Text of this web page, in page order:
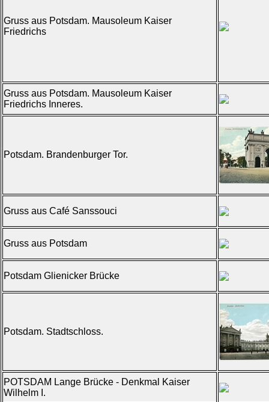
Gruss aus Potsdam. Mausoleum Kaiser
Friedrichs
Gruss aus Potsdam. Mausoleum Kaiser
Friedrichs Inneres.
Potsdam. Brandenburger Tor.
Gruss aus Café Sanssouci
Gruss aus Potsdam
Potsdam Glienicker Brücke
Potsdam. Stadtschloss.
POTSDAM Lange Brücke - Denkmal Kaiser
Wilhelm I.